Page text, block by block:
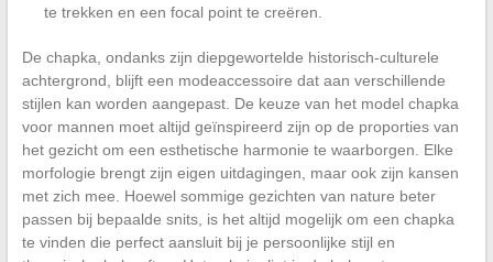
te trekken en een focal point te creëren.
De chapka, ondanks zijn diepgewortelde historisch-culturele
achtergrond, blijft een modeaccessoire dat aan verschillende
stijlen kan worden aangepast. De keuze van het model chapka
voor mannen moet altijd geïnspireerd zijn op de proporties van
het gezicht om een esthetische harmonie te waarborgen. Elke
morfologie brengt zijn eigen uitdagingen, maar ook zijn kansen
met zich mee. Hoewel sommige gezichten van nature beter
passen bij bepaalde snits, is het altijd mogelijk om een chapka
te vinden die perfect aansluit bij je persoonlijke stijl en